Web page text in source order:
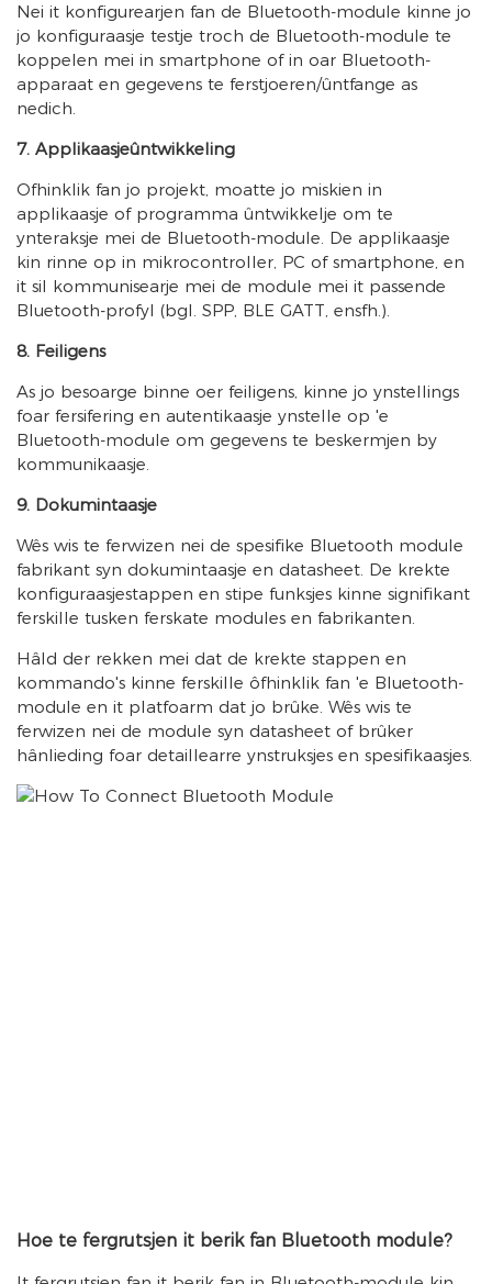
Nei it konfigurearjen fan de Bluetooth-module kinne jo
jo konfiguraasje testje troch de Bluetooth-module te
koppelen mei in smartphone of in oar Bluetooth-
apparaat en gegevens te ferstjoeren/ûntfange as
nedich.
7. Applikaasjeûntwikkeling
Ofhinklik fan jo projekt, moatte jo miskien in
applikaasje of programma ûntwikkelje om te
ynteraksje mei de Bluetooth-module. De applikaasje
kin rinne op in mikrocontroller, PC of smartphone, en
it sil kommunisearje mei de module mei it passende
Bluetooth-profyl (bgl. SPP, BLE GATT, ensfh.).
8. Feiligens
As jo ​​​​besoarge binne oer feiligens, kinne jo ynstellings
foar fersifering en autentikaasje ynstelle op 'e
Bluetooth-module om gegevens te beskermjen by
kommunikaasje.
9. Dokumintaasje
Wês wis te ferwizen nei de spesifike Bluetooth module
fabrikant syn dokumintaasje en datasheet. De krekte
konfiguraasjestappen en stipe funksjes kinne signifikant
ferskille tusken ferskate modules en fabrikanten.
Hâld der rekken mei dat de krekte stappen en
kommando's kinne ferskille ôfhinklik fan 'e Bluetooth-
module en it platfoarm dat jo brûke. Wês wis te
ferwizen nei de module syn datasheet of brûker
hânlieding foar detaillearre ynstruksjes en spesifikaasjes.
Hoe te fergrutsjen it berik fan Bluetooth module?